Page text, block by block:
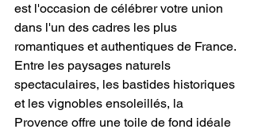
est l'occasion de célébrer votre union
dans l'un des cadres les plus
romantiques et authentiques de France.
Entre les paysages naturels
spectaculaires, les bastides historiques
et les vignobles ensoleillés, la
Provence offre une toile de fond idéale